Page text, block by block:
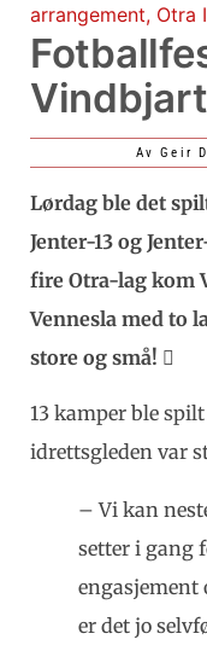
arrangement, Otra
Av Geir
Lørdag ble det
Jenter-13 og
fire Otra-lag kom
Vennesla med to
store og små! 
13 kamper ble
idrettsgleden var
– Vi kan
setter i gang
engasjement
er det jo